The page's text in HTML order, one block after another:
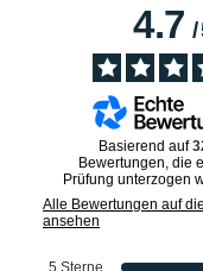
4.7/
Basierend auf
Bewertungen, die
Prüfung unterzogen
Alle Bewertungen auf
ansehen
5 Sterne